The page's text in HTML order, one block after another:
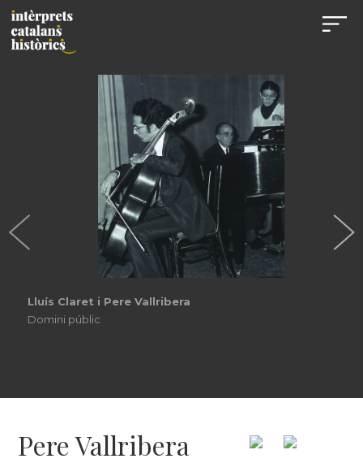
Lluís Claret i Pere Vallribera
Domini públic
Pere Vallribera